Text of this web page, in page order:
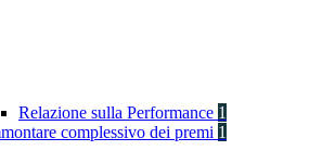
Relazione sulla Performance 1
complessivo dei premi 1